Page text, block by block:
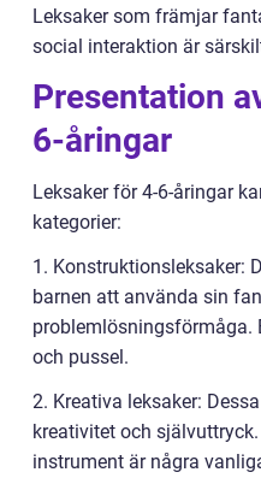
Leksaker som främjar
social interaktion är
Presentation
6-åringar
Leksaker för 4-6-åringar
kategorier:
1. Konstruktionsleksaker:
barnen att använda sin
problemlösningsförmåga.
och pussel.
2. Kreativa leksaker:
kreativitet och
instrument är några